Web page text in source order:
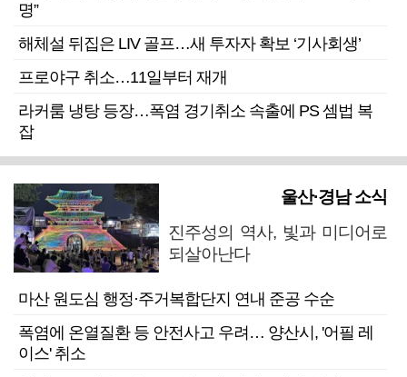
명”
해체설 뒤집은 LIV 골프…새 투자자 확보 ‘기사회생’
프로야구 취소…11일부터 재개
라커룸 냉탕 등장…폭염 경기취소 속출에 PS 셈법 복
잡
울산·경남 소식
진주성의 역사, 빛과 미디어로
되살아난다
마산 원도심 행정·주거복합단지 연내 준공 수순
폭염에 온열질환 등 안전사고 우려… 양산시, '어필 레
이스' 취소